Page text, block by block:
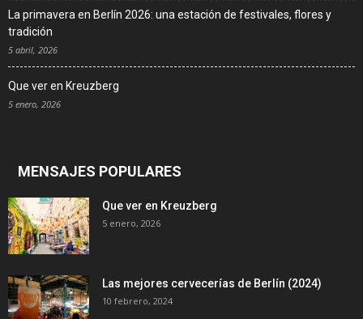
La primavera en Berlín 2026: una estación de festivales, flores y
tradición
5 abril, 2026
Que ver en Kreuzberg
5 enero, 2026
MENSAJES POPULARES
Que ver en Kreuzberg
5 enero, 2026
Las mejores cervecerías de Berlín (2024)
10 febrero, 2024